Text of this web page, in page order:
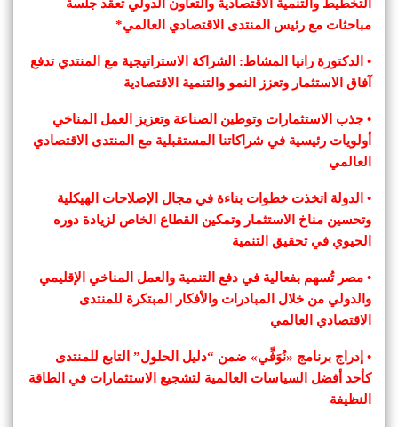
التخطيط والتنمية الاقتصادية والتعاون الدولي تعقد جلسة
مباحثات مع رئيس المنتدى الاقتصادي العالمي*
• الدكتورة رانيا المشاط: الشراكة الاستراتيجية مع المنتدي تدفع
آفاق الاستثمار وتعزز النمو والتنمية الاقتصادية
• جذب الاستثمارات وتوطين الصناعة وتعزيز العمل المناخي
أولويات رئيسية في شراكاتنا المستقبلية مع المنتدى الاقتصادي
العالمي
• الدولة اتخذت خطوات بناءة في مجال الإصلاحات الهيكلية
وتحسين مناخ الاستثمار وتمكين القطاع الخاص لزيادة دوره
الحيوي في تحقيق التنمية
• مصر تُسهم بفعالية في دفع التنمية والعمل المناخي الإقليمي
والدولي من خلال المبادرات والأفكار المبتكرة للمنتدى
الاقتصادي العالمي
• إدراج برنامج «نُوَفِّي» ضمن “دليل الحلول” التابع للمنتدى
كأحد أفضل السياسات العالمية لتشجيع الاستثمارات في الطاقة
النظيفة